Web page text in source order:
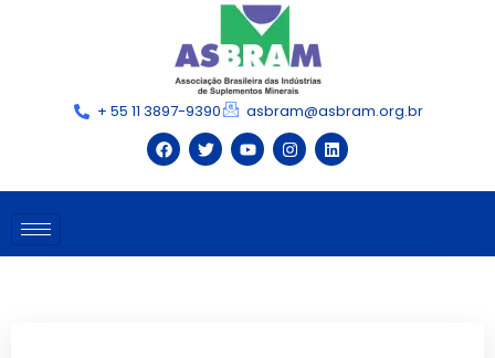
+ 55 11 3897-9390 asbram@asbram.org.br